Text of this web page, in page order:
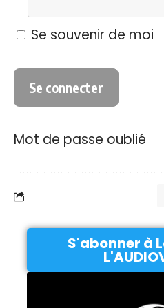
Se souvenir de moi
Mot de passe oublié
S'abonner à